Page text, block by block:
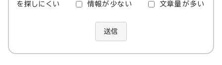
を探しにくい
情報が少ない 文章量が多い
送信